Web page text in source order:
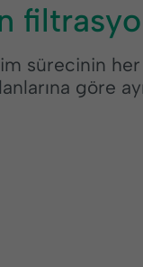
sürecinin
göre